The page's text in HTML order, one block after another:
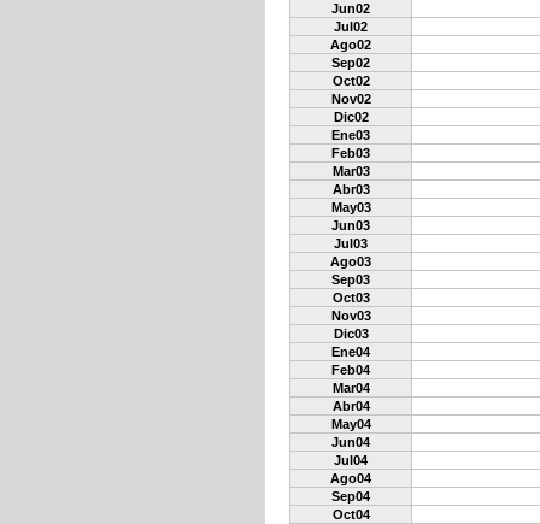
Jun02
Jul02
Ago02
Sep02
Oct02
Nov02
Dic02
Ene03
Feb03
Mar03
Abr03
May03
Jun03
Jul03
Ago03
Sep03
Oct03
Nov03
Dic03
Ene04
Feb04
Mar04
Abr04
May04
Jun04
Jul04
Ago04
Sep04
Oct04